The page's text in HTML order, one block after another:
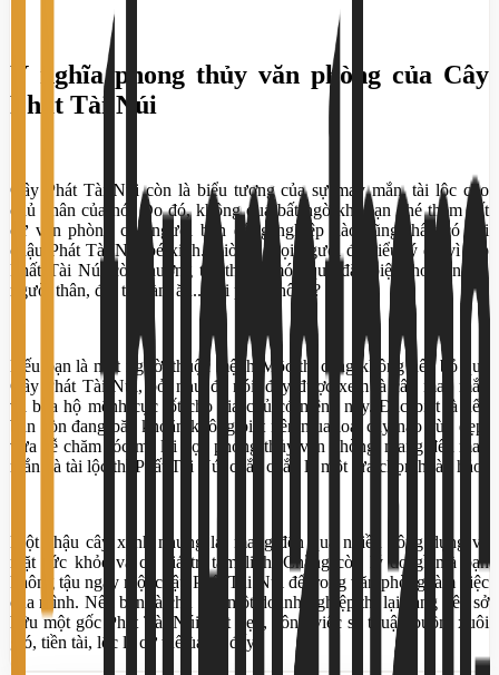
Ý nghĩa phong thủy văn phòng của Cây
Phát Tài Núi
Cây Phát Tài Núi còn là biểu tượng của sự may mắn, tài lộc cho
chủ nhân của nó. Do đó, không quá bất ngờ khi bạn ghé thăm bất
cứ văn phòng của người bạn đồng nghiệp nào cũng thấy có vài
chậu Phát Tài Núi bé xinh. Giờ thì mọi người đã hiểu lý do vì sao
Phất Tài Núi còn thường trở thành món quà đặc biệt cho bạn bè,
người thân, đối tác làm ăn... rồi phải không?
Nếu bạn là một người thuộc mệnh Mộc thì càng không nên bỏ qua
Cây Phát Tài Núi, bởi như đã nói, đây được xem là cây may mắn
và bùa hộ mệnh cực tốt cho gia chủ có mệnh này. Đặc biệt là nếu
bạn còn đang băn khoăn không biết nên mua loại cây nào vừa đẹp,
vừa dễ chăm sóc mà lại hợp phong thủy văn phòng, mang đến may
mắn và tài lộc thì Phất Tài Núi chắc chắn là một lựa chọn hoàn hảo.
Một chậu cây xanh nhưng lại mang đến quá nhiều công dụng về
mặt sức khỏe và cả giá trị tâm linh. Chẳng còn lý do gì mà bạn
không tậu ngay một chậu Phất Tài Núi để trong văn phòng làm việc
của mình. Nếu bạn là chủ của một doanh nghiệp thì lại càng nên sở
hữu một gốc Phất Tài Núi thật đẹp, công việc sẽ thuận buồm xuôi
gió, tiền tài, lộc lá cứ thế ùa về đấy.